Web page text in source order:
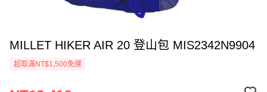
MILLET HIKER AIR 20 登山包 MIS2342N9904
超取滿NT$1,500免運